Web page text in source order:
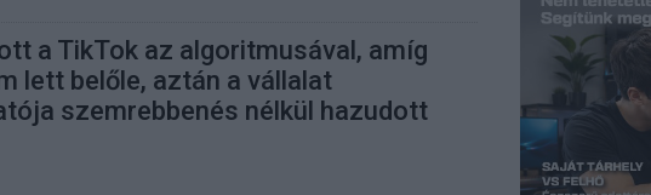
a TikTok az algoritmusával, amíg
lett belőle, aztán a vállalat
szemrebbenés nélkül hazudott